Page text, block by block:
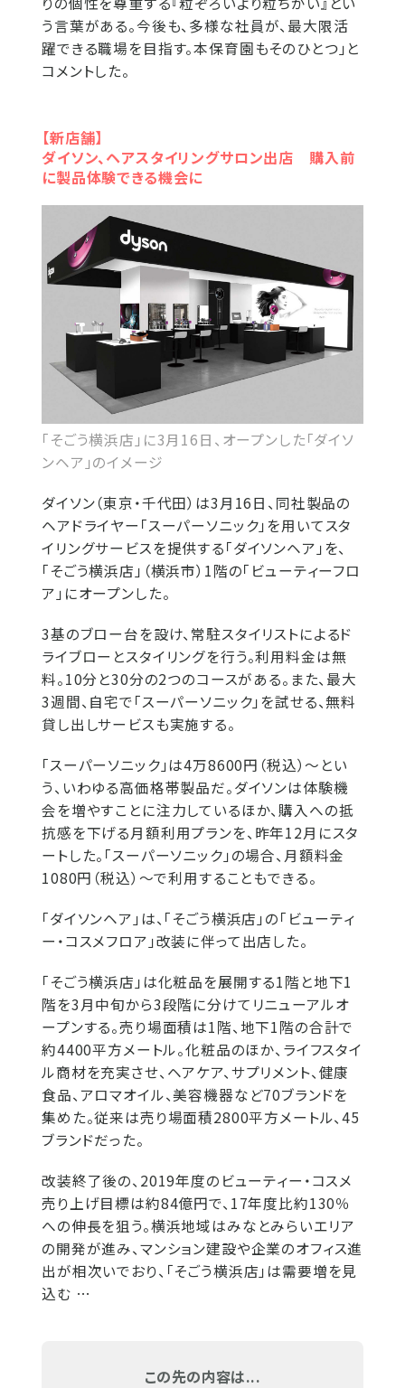
う言葉がある。今後も、多様な社員が、最大限活
躍できる職場を目指す。本保育園もそのひとつ」と
コメントした。
【新店舗】
ダイソン、ヘアスタイリングサロン出店 購入前
に製品体験できる機会に
「そごう横浜店」に3月16日、オープンした「ダイソ
ンヘア」のイメージ
ダイソン（東京・千代田）は3月16日、同社製品の
ヘアドライヤー「スーパーソニック」を用いてスタ
イリングサービスを提供する「ダイソンヘア」を、
「そごう横浜店」（横浜市）1階の「ビューティーフロ
ア」にオープンした。
3基のブロー台を設け、常駐スタイリストによるド
ライブローとスタイリングを行う。利用料金は無
料。10分と30分の2つのコースがある。また、最大
3週間、自宅で「スーパーソニック」を試せる、無料
貸し出しサービスも実施する。
「スーパーソニック」は4万8600円（税込）〜とい
う、いわゆる高価格帯製品だ。ダイソンは体験機
会を増やすことに注力しているほか、購入への抵
抗感を下げる月額利用プランを、昨年12月にスタ
ートした。「スーパーソニック」の場合、月額料金
1080円（税込）〜で利用することもできる。
「ダイソンヘア」は、「そごう横浜店」の「ビューティ
ー・コスメフロア」改装に伴って出店した。
「そごう横浜店」は化粧品を展開する1階と地下1
階を3月中旬から3段階に分けてリニューアルオ
ープンする。売り場面積は1階、地下1階の合計で
約4400平方メートル。化粧品のほか、ライフスタイ
ル商材を充実させ、ヘアケア、サプリメント、健康
食品、アロマオイル、美容機器など70ブランドを
集めた。従来は売り場面積2800平方メートル、45
ブランドだった。
改装終了後の、2019年度のビューティー・コスメ
売り上げ目標は約84億円で、17年度比約130％
への伸長を狙う。横浜地域はみなとみらいエリア
の開発が進み、マンション建設や企業のオフィス進
出が相次いでおり、「そごう横浜店」は需要増を見
込む …
この先の内容は...